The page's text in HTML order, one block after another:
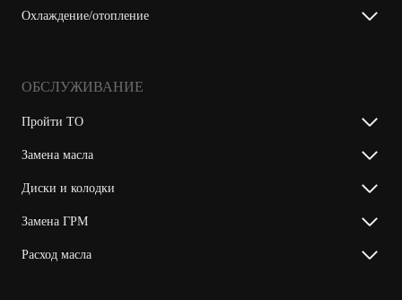
Охлаждение/отопление
ОБСЛУЖИВАНИЕ
Пройти ТО
Замена масла
Диски и колодки
Замена ГРМ
Расход масла